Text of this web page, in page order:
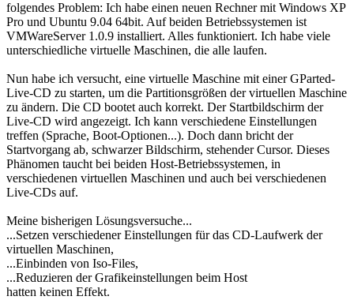
folgendes Problem: Ich habe einen neuen Rechner mit Windows XP
Pro und Ubuntu 9.04 64bit. Auf beiden Betriebssystemen ist
VMWareServer 1.0.9 installiert. Alles funktioniert. Ich habe viele
unterschiedliche virtuelle Maschinen, die alle laufen.
Nun habe ich versucht, eine virtuelle Maschine mit einer GParted-
Live-CD zu starten, um die Partitionsgrößen der virtuellen Maschine
zu ändern. Die CD bootet auch korrekt. Der Startbildschirm der
Live-CD wird angezeigt. Ich kann verschiedene Einstellungen
treffen (Sprache, Boot-Optionen...). Doch dann bricht der
Startvorgang ab, schwarzer Bildschirm, stehender Cursor. Dieses
Phänomen taucht bei beiden Host-Betriebssystemen, in
verschiedenen virtuellen Maschinen und auch bei verschiedenen
Live-CDs auf.
Meine bisherigen Lösungsversuche...
...Setzen verschiedener Einstellungen für das CD-Laufwerk der
virtuellen Maschinen,
...Einbinden von Iso-Files,
...Reduzieren der Grafikeinstellungen beim Host
hatten keinen Effekt.